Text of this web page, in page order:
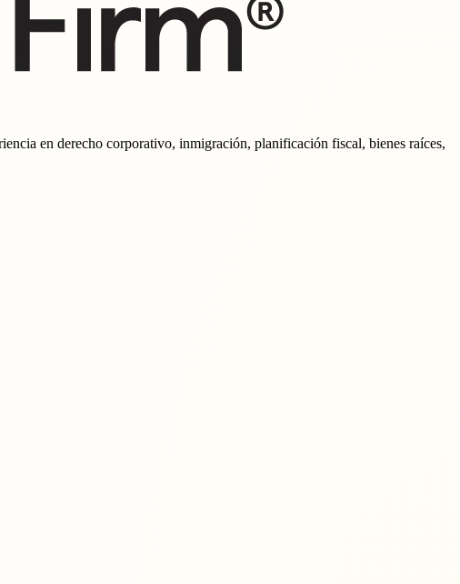
en derecho corporativo, inmigración, planificación fiscal, bienes raíces,